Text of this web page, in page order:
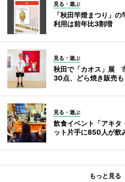
見る・遊ぶ
「秋田竿燈まつり」
利用は前年比3割増
見る・遊ぶ
秋田で「カオス」展
30点、どら焼き販売も
見る・遊ぶ
飲食イベント「アキ
ット片手に850人が飲
もっと見る